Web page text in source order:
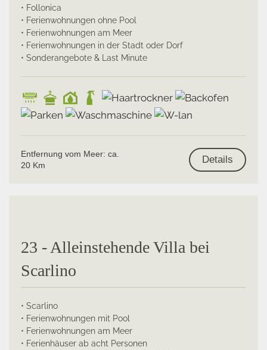
• Follonica
• Ferienwohnungen ohne Pool
• Ferienwohnungen am Meer
• Ferienwohnungen in der Stadt oder Dorf
• Sonderangebote & Last Minute
Entfernung vom Meer: ca.
20 Km
Details
23 - Alleinstehende Villa bei
Scarlino
• Scarlino
• Ferienwohnungen mit Pool
• Ferienwohnungen am Meer
• Ferienhäuser ab acht Personen